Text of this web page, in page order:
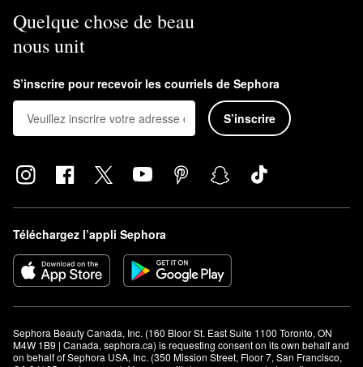
Quelque chose de beau
nous unit
S’inscrire pour recevoir les courriels de Sephora
S’inscrire
Téléchargez l’appli Sephora
Sephora Beauty Canada, Inc. (160 Bloor St. East Suite 1100 Toronto, ON
M4W 1B9 | Canada, sephora.ca) is requesting consent on its own behalf and
on behalf of Sephora USA, Inc. (350 Mission Street, Floor 7, San Francisco,